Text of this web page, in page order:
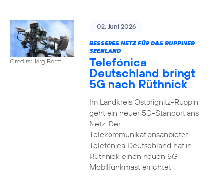
Credits: Jörg Borm
02. Juni 2026
BESSERES NETZ FÜR DAS RUPPINER
SEENLAND
Telefónica
Deutschland bringt
5G nach Rüthnick
Im Landkreis Ostprignitz-Ruppin
geht ein neuer 5G-Standort ans
Netz: Der
Telekommunikationsanbieter
Telefónica Deutschland hat in
Rüthnick einen neuen 5G-
Mobilfunkmast errichtet